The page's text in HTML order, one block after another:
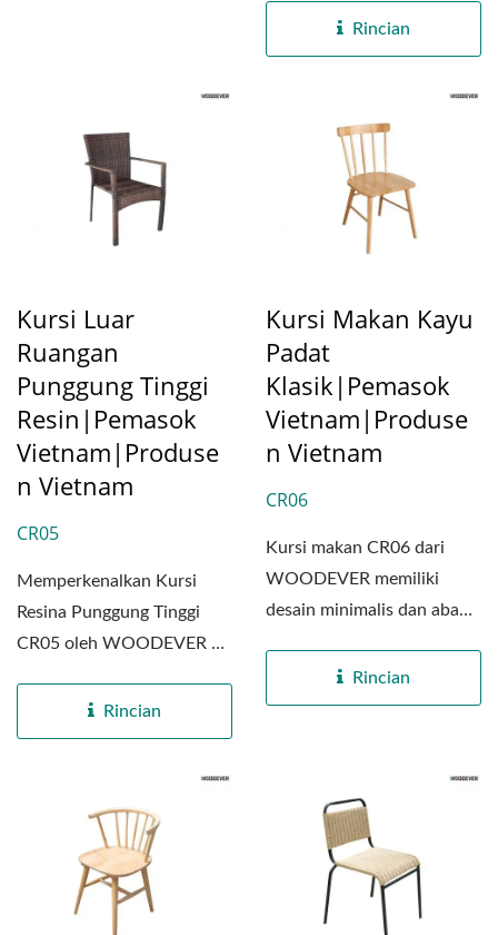
Rincian
Kursi Luar
Ruangan
Punggung Tinggi
Resin|Pemasok
Vietnam|Produse
N Vietnam
CR05
Memperkenalkan Kursi
Resina Punggung Tinggi
CR05 oleh WOODEVER –
Rincian
Kursi Makan Kayu
Padat
Klasik|Pemasok
Vietnam|Produse
N Vietnam
CR06
Kursi makan CR06 dari
WOODEVER memiliki
desain minimalis dan abadi
berpadu...
Rincian